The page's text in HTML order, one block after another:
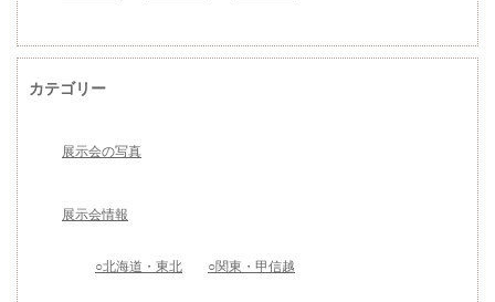
カテゴリー
展示会の写真
展示会情報
○北海道・東北 ○関東・甲信越